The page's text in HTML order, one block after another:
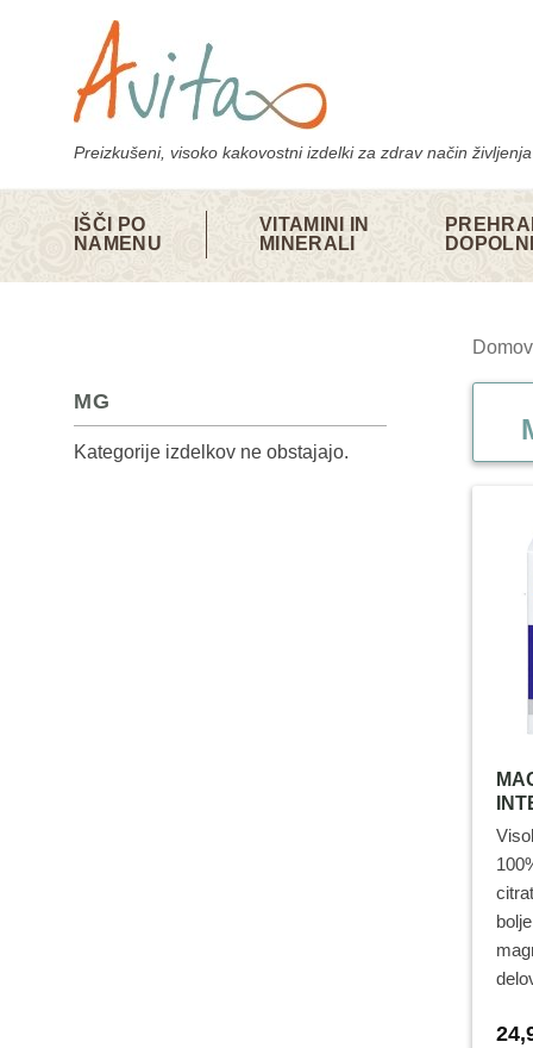
Preizkušeni, visoko kakovostni izdelki za zdrav način življenja
IŠČI PO
NAMENU
VITAMINI IN
MINERALI
MG
Kategorije izdelkov ne obstajajo.
Domov